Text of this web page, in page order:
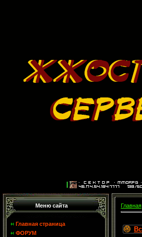
Меню сайта
Главная страница
ФОРУМ
Главная